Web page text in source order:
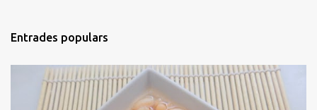
Entrades populars